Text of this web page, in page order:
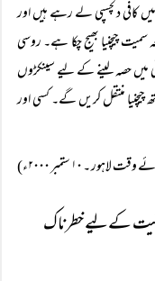
کافی دلچسپی لے رہے ہیں اور
چیچنیا بھیج چکا ہے۔ روسی
میں حصہ لینے کے لیے سینکڑوں
منتقل کریں گے۔ کسی اور
۔ ۱۰ ستمبر ۲۰۰۰ء)
کے لیے خطرناک